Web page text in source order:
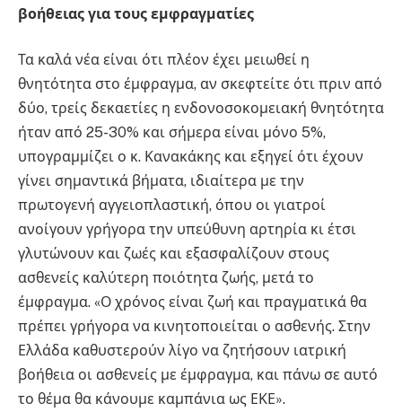
βοήθειας για τους εμφραγματίες
Τα καλά νέα είναι ότι πλέον έχει μειωθεί η
θνητότητα στο έμφραγμα, αν σκεφτείτε ότι πριν από
δύο, τρείς δεκαετίες η ενδονοσοκομειακή θνητότητα
ήταν από 25-30% και σήμερα είναι μόνο 5%,
υπογραμμίζει ο κ. Κανακάκης και εξηγεί ότι έχουν
γίνει σημαντικά βήματα, ιδιαίτερα με την
πρωτογενή αγγειοπλαστική, όπου οι γιατροί
ανοίγουν γρήγορα την υπεύθυνη αρτηρία κι έτσι
γλυτώνουν και ζωές και εξασφαλίζουν στους
ασθενείς καλύτερη ποιότητα ζωής, μετά το
έμφραγμα. «Ο χρόνος είναι ζωή και πραγματικά θα
πρέπει γρήγορα να κινητοποιείται ο ασθενής. Στην
Ελλάδα καθυστερούν λίγο να ζητήσουν ιατρική
βοήθεια οι ασθενείς με έμφραγμα, και πάνω σε αυτό
το θέμα θα κάνουμε καμπάνια ως ΕΚΕ».